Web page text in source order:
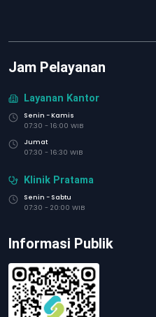
Jam Pelayanan
Layanan Kantor
Senin - Kamis
07:30 - 16:00 WIB
Jumat
07:30 - 16:30 WIB
Klinik Pratama
Senin - Sabtu
07:30 - 20:00 WIB
Informasi Publik